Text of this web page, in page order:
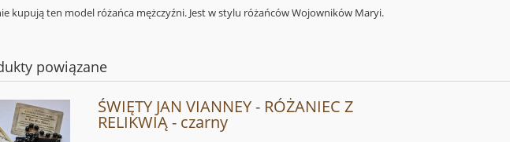
kupują ten model różańca mężczyźni. Jest w stylu różańców Wojowników Maryi.
powiązane
ŚWIĘTY JAN VIANNEY - RÓŻANIEC Z
RELIKWIĄ - czarny